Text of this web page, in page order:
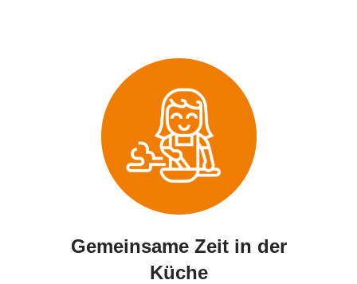
Gemeinsame Zeit in der
Küche